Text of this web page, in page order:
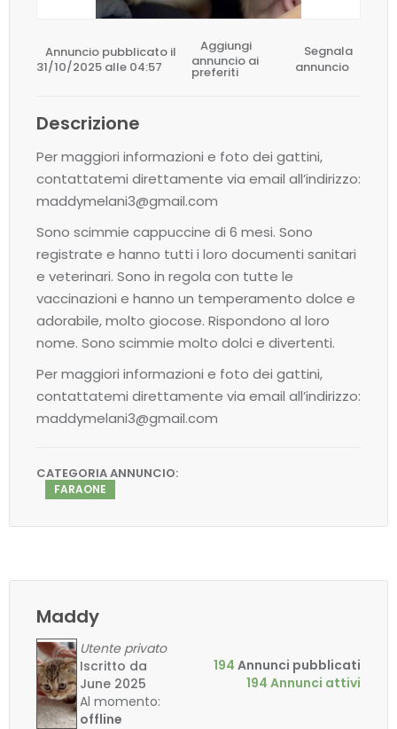
Annuncio pubblicato il
31/10/2025 alle 04:57
Aggiungi
annuncio ai
preferiti
Segnala
annuncio
Descrizione
Per maggiori informazioni e foto dei gattini,
contattatemi direttamente via email all’indirizzo:
maddymelani3@gmail.com
Sono scimmie cappuccine di 6 mesi. Sono
registrate e hanno tutti i loro documenti sanitari
e veterinari. Sono in regola con tutte le
vaccinazioni e hanno un temperamento dolce e
adorabile, molto giocose. Rispondono al loro
nome. Sono scimmie molto dolci e divertenti.
Per maggiori informazioni e foto dei gattini,
contattatemi direttamente via email all’indirizzo:
maddymelani3@gmail.com
CATEGORIA ANNUNCIO:
FARAONE
Maddy
Utente privato
Iscritto da
June 2025
Al momento:
offline
194 Annunci pubblicati
194 Annunci attivi